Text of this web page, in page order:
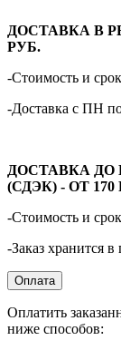
ДОСТАВКА В
РУБ.
-Стоимость и
-Доставка с ПН
ДОСТАВКА ДО
(СДЭК) - ОТ 170
-Стоимость и
-Заказ хранится
Оплата
Оплатить
ниже способов: